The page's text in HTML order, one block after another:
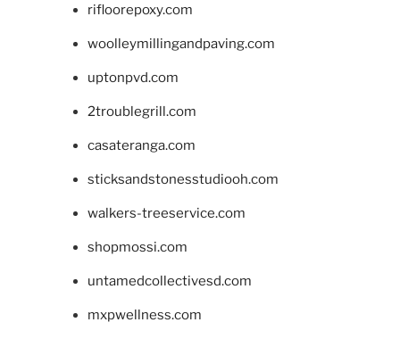
rifloorepoxy.com
woolleymillingandpaving.com
uptonpvd.com
2troublegrill.com
casateranga.com
sticksandstonesstudiooh.com
walkers-treeservice.com
shopmossi.com
untamedcollectivesd.com
mxpwellness.com